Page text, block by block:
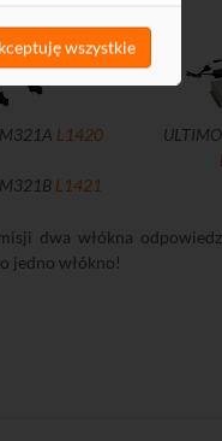
wszystkie
L1420
L1421
dwa włókna
jedno włókno!